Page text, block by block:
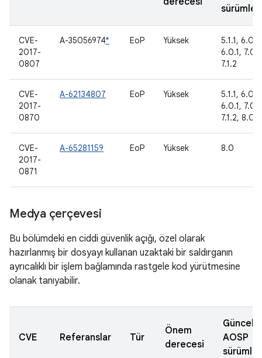
sürümleri
CVE-
2017-
0807
A-35056974* EoP Yüksek
5.1.1, 6.0,
6.0.1, 7.0,
7.1.2
CVE-
2017-
0870
A-62134807 EoP Yüksek
5.1.1, 6.0,
6.0.1, 7.0,
7.1.2, 8.0
CVE-
2017-
0871
A-65281159 EoP Yüksek 8.0
Medya çerçevesi
Bu bölümdeki en ciddi güvenlik açığı, özel olarak
hazırlanmış bir dosyayı kullanan uzaktaki bir saldırganın
ayrıcalıklı bir işlem bağlamında rastgele kod yürütmesine
olanak tanıyabilir.
CVE Referanslar Tür
Önem
derecesi
AOSP